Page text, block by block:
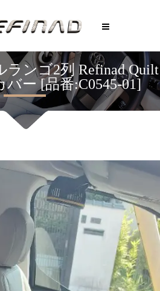
ランゴ2列 Refinad Quilt
バー [品番:C0545-01]